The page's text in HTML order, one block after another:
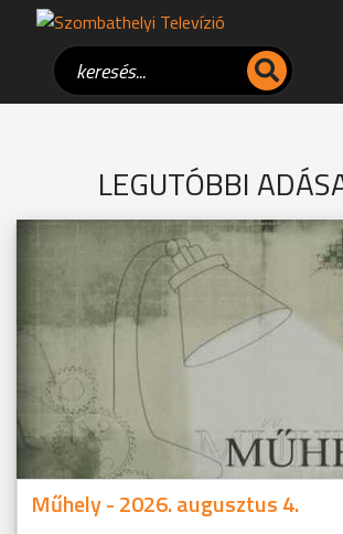
LEGUTÓBBI
Műhely - 2026. augusztus 4.